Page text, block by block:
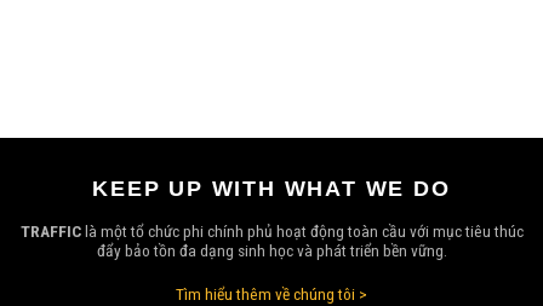
KEEP UP WITH WHAT WE DO
TRAFFIClà một tổ chức phi chính phủ hoạt động toàn cầu với mục tiêu thúc
đẩy bảo tồn đa dạng sinh học và phát triển bền vững.
Tìm hiểu thêm về chúng tôi >